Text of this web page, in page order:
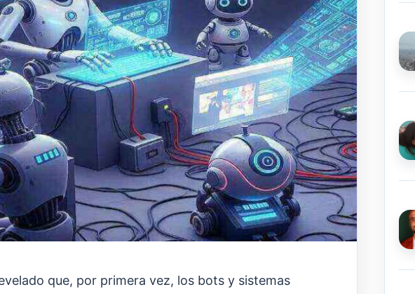
que, por primera vez, los bots y sistemas